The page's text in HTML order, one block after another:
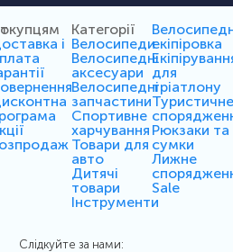
і
Категорії
Велосипеди
Велосипедні
аксесуари
Велосипедні
запчастини
Спортивне
харчування
Товари для
авто
Дитячі
товари
Інструменти
екіпіровка
для
тріатлону
Рюкзаки та
сумки
Лижне
Sale
Слідкуйте за нами: